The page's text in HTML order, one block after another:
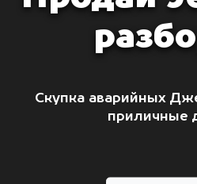
Скупка аварийных
приличные